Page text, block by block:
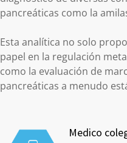
pancreáticas como la
Esta analítica no solo
papel en la regulación
como la evaluación de
pancreáticas a menudo
Medico